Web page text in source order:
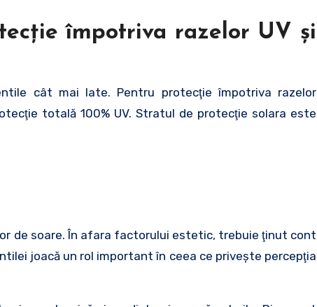
împotriva razelor UV şi
cât mai late. Pentru protecţie împotriva razelor
totală 100% UV. Stratul de protecţie solara este
de soare. În afara factorului estetic, trebuie ţinut cont
joacă un rol important în ceea ce priveşte percepţia